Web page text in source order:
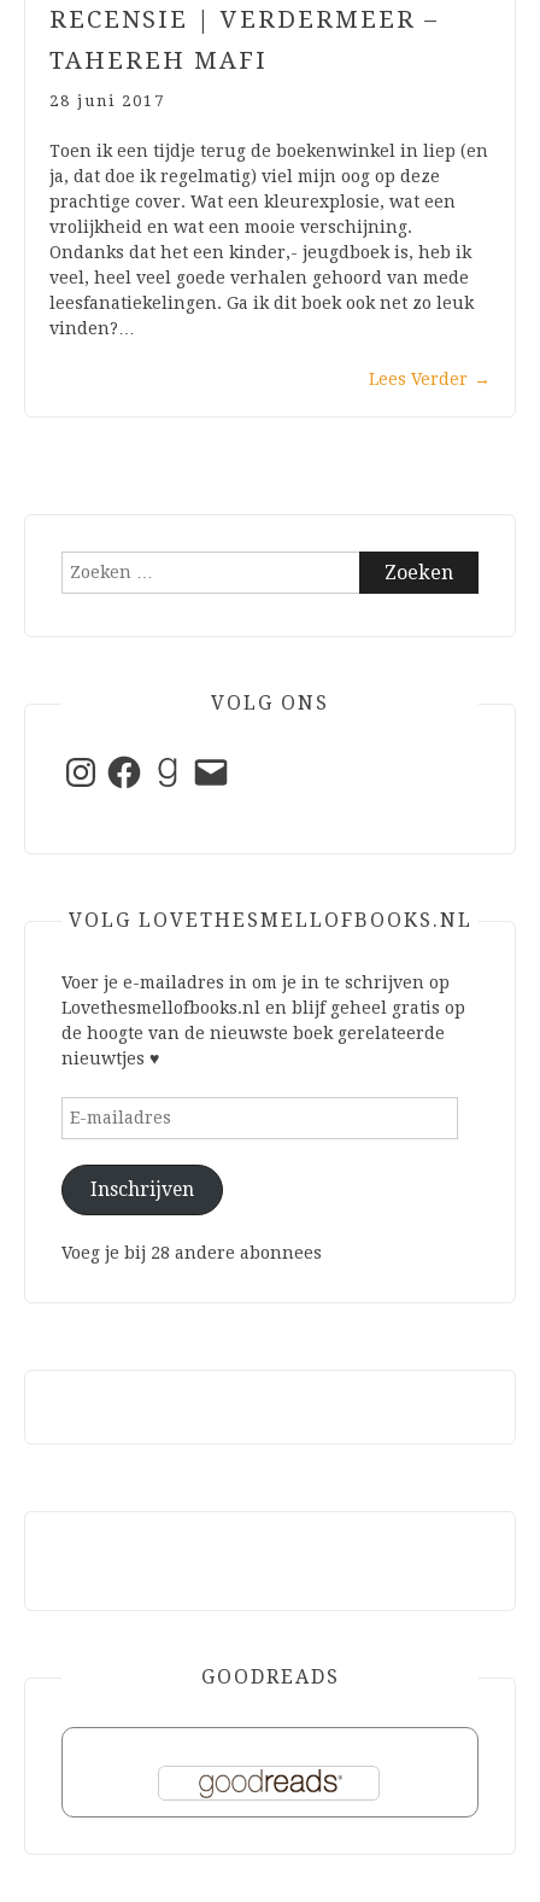
RECENSIE | VERDERMEER –
TAHEREH MAFI
28 juni 2017
Toen ik een tijdje terug de boekenwinkel in liep (en
ja, dat doe ik regelmatig) viel mijn oog op deze
prachtige cover. Wat een kleurexplosie, wat een
vrolijkheid en wat een mooie verschijning.
Ondanks dat het een kinder,- jeugdboek is, heb ik
veel, heel veel goede verhalen gehoord van mede
leesfanatiekelingen. Ga ik dit boek ook net zo leuk
vinden?…
Lees Verder →
Zoeken
VOLG ONS
InstagramFacebookGoodreads
E-
mail
VOLG LOVETHESMELLOFBOOKS.NL
Voer je e-mailadres in om je in te schrijven op
Lovethesmellofbooks.nl en blijf geheel gratis op
de hoogte van de nieuwste boek gerelateerde
nieuwtjes ♥
E-
Inschrijven
Voeg je bij 28 andere abonnees
GOODREADS